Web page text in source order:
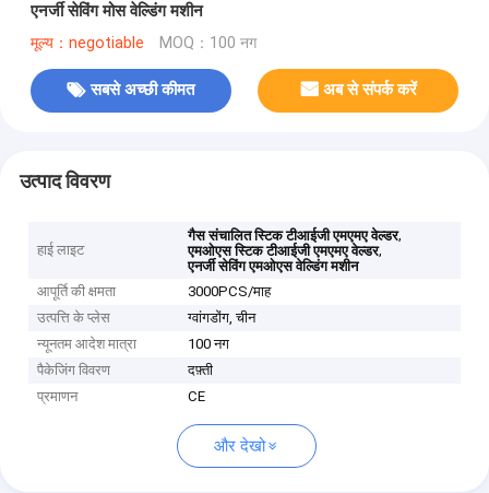
एनर्जी सेविंग मोस वेल्डिंग मशीन
मूल्य：negotiable MOQ：100 नग
सबसे अच्छी कीमत अब से संपर्क करें
उत्पाद विवरण
हाई लाइट
गैस संचालित स्टिक टीआईजी एमएमए वेल्डर,
एमओएस स्टिक टीआईजी एमएमए वेल्डर,
एनर्जी सेविंग एमओएस वेल्डिंग मशीन
आपूर्ति की क्षमता
3000PCS/माह
उत्पत्ति के प्लेस
ग्वांगडोंग, चीन
न्यूनतम आदेश मात्रा
100 नग
पैकेजिंग विवरण
दफ़्ती
प्रमाणन
CE
और देखो